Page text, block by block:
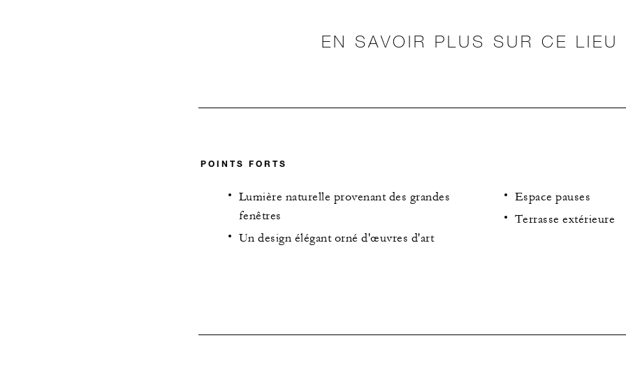
EN SAVOIR PLUS SUR CE LIEU
POINTS FORTS
Lumière naturelle provenant des grandes
fenêtres
Un design élégant orné d'œuvres d'art
Espace pauses
Terrasse extérieure